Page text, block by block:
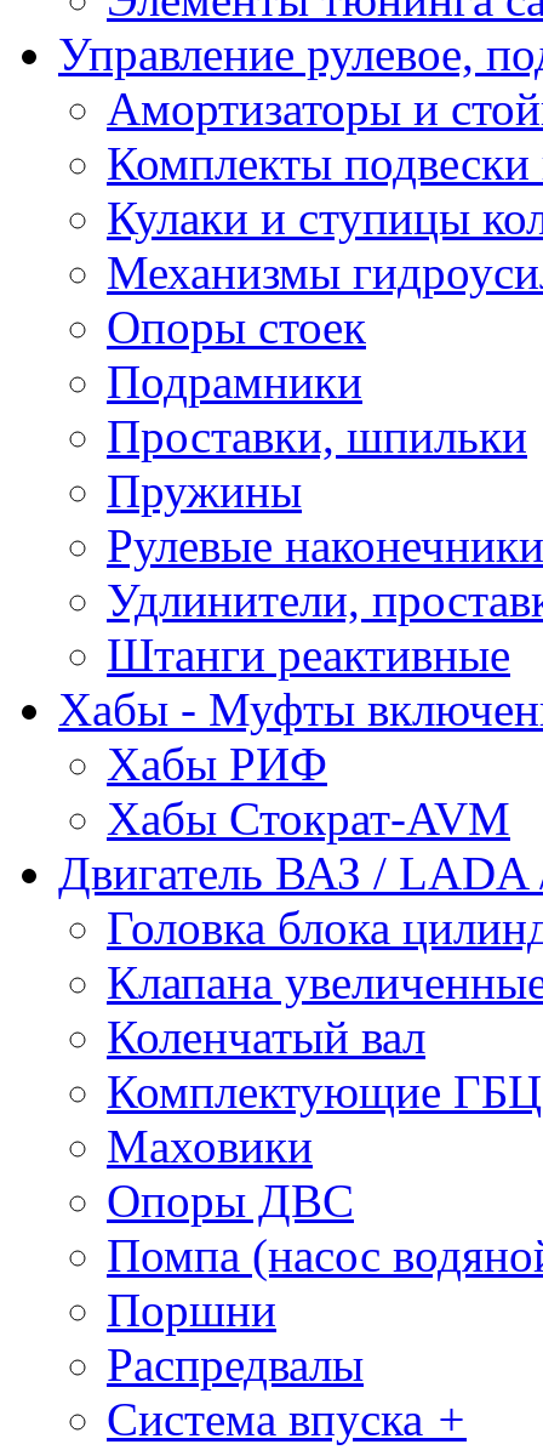
Управление рулевое,
Амортизаторы и
Комплекты подвески
Кулаки и ступицы
Механизмы
Опоры стоек
Подрамники
Проставки, шпильки
Пружины
Рулевые наконечники
Удлинители,
Штанги реактивные
Хабы - Муфты
Хабы РИФ
Хабы Стократ-AVM
Двигатель ВАЗ / LADA
Головка блока
Клапана
Коленчатый вал
Комплектующие ГБЦ
Маховики
Опоры ДВС
Помпа (насос
Поршни
Распредвалы
Система впуска +